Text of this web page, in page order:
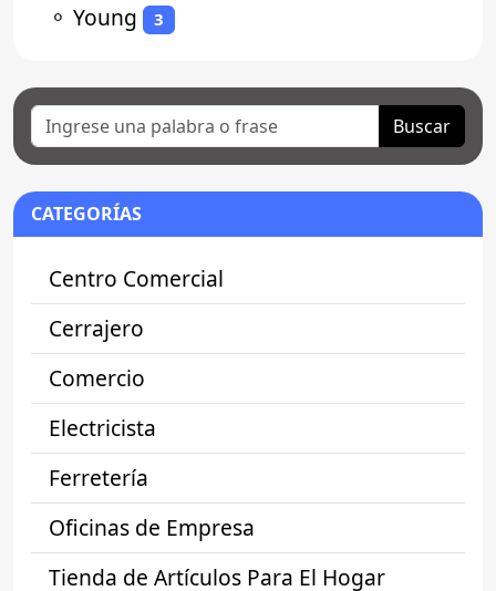
⚬ Young 3
Buscar
CATEGORÍAS
Centro Comercial
Cerrajero
Comercio
Electricista
Ferretería
Oficinas de Empresa
Tienda de Artículos Para El Hogar